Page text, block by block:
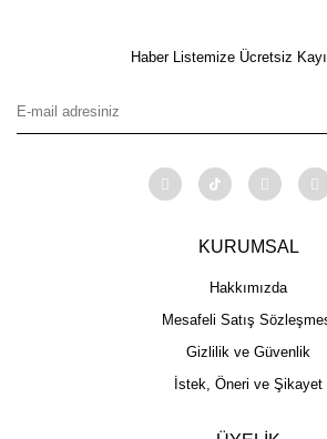
Haber Listemize Ücretsiz
KURUMSAL
Hakkımızda
Mesafeli Satış
Gizlilik ve Güvenlik
İstek, Öneri ve Şikayet